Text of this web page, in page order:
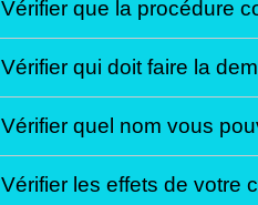
Vérifier que la procédure
Vérifier qui doit faire la
Vérifier quel nom vous
Vérifier les effets de votre